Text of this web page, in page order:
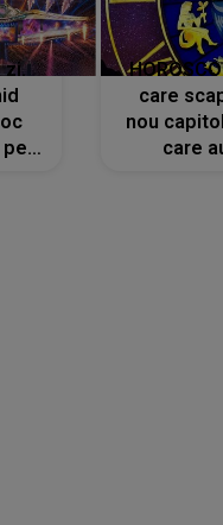
zi.
care
nou
care